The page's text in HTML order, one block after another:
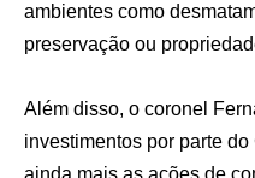
ambientes como
preservação ou
Além disso, o coronel
investimentos por parte